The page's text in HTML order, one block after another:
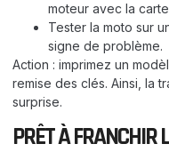
moteur avec la
Tester la moto sur
signe de problème.
Action : imprimez un
remise des clés. Ainsi, la
surprise.
PRÊT À FRANCHIR